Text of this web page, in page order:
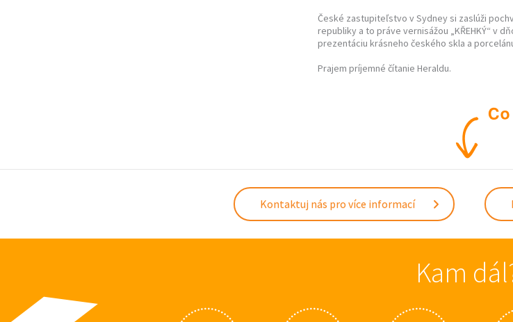
České zastupiteľstvo v Sydney si zaslúži
republiky a to práve vernisážou „KŘEHKÝ“ v
prezentáciu krásneho českého skla a
Prajem príjemné čítanie Heraldu.
Co
Kontaktuj nás pro více informací
Kam